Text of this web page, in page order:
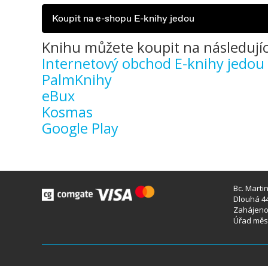
Koupit na e-shopu E-knihy jedou
Knihu můžete koupit na
Internetový obchod E-knihy jedou
PalmKnihy
eBux
Kosmas
Google Play
Bc.
Dlouhá
Úřad